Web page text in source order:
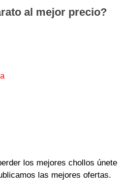
al mejor precio?
los mejores chollos únete
las mejores ofertas.